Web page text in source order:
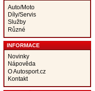
Auto/Moto
Díly/Servis
Služby
Různé
INFORMACE
Novinky
Nápověda
O Autosport.cz
Kontakt